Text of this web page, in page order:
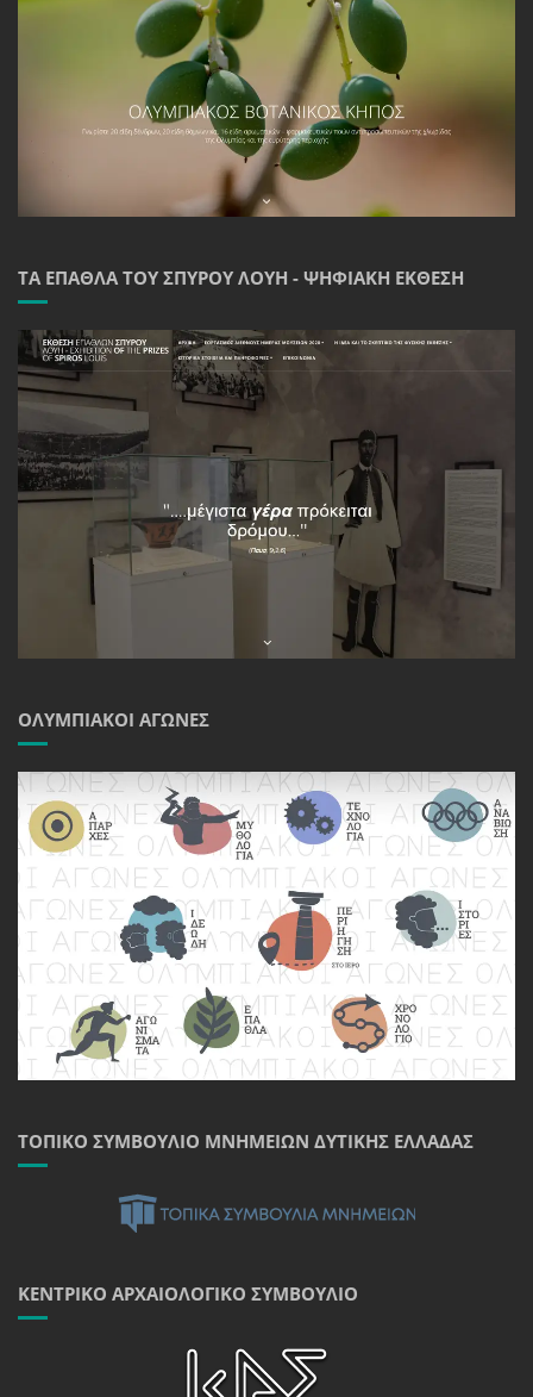
ΤΑ ΈΠΑΘΛΑ ΤΟΥ ΣΠΎΡΟΥ ΛΟΎΗ - ΨΗΦΙΑΚΉ ΈΚΘΕΣΗ
ΟΛΥΜΠΙΑΚΟΊ ΑΓΏΝΕΣ
ΤΟΠΙΚΌ ΣΥΜΒΟΎΛΙΟ ΜΝΗΜΕΊΩΝ ΔΥΤΙΚΉΣ ΕΛΛΆΔΑΣ
ΚΕΝΤΡΙΚΌ ΑΡΧΑΙΟΛΟΓΙΚΌ ΣΥΜΒΟΎΛΙΟ